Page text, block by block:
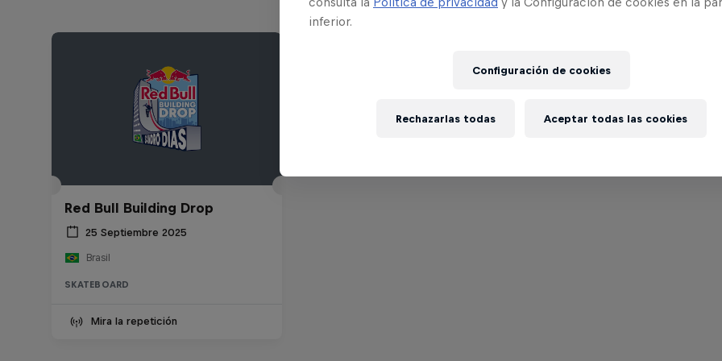
Red Bull Building Drop
25 Septiembre 2025
Brasil
SKATEBOARD
Mira la repetición
inferior.
Configuración de cookies
Rechazarlas todas Aceptar todas las cookies